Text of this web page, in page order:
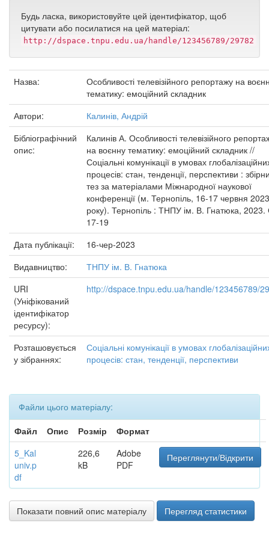
Будь ласка, використовуйте цей ідентифікатор, щоб
цитувати або посилатися на цей матеріал:
http://dspace.tnpu.edu.ua/handle/123456789/29782
Назва:
Особливості телевізійного репортажу на
тематику: емоційний складник
Автори:
Калинів, Андрій
Бібліографічний
опис:
Калинів А. Особливості телевізійного
на воєнну тематику: емоційний складник //
Соціальні комунікації в умовах
процесів: стан, тенденції, перспективи :
тез за матеріалами Міжнародної наукової
конференції (м. Тернопіль, 16-17 червня 2023
року). Тернопіль : ТНПУ ім. В. Гнатюка, 2023.
17-19
Дата публікації:
16-чер-2023
Видавництво:
ТНПУ ім. В. Гнатюка
URI
(Уніфікований
ідентифікатор
ресурсу):
http://dspace.tnpu.edu.ua/handle/123456789/
Розташовується
у зібраннях:
Соціальні комунікації в умовах
процесів: стан, тенденції, перспективи
Файли цього матеріалу:
Файл
Опис Розмір
Формат
5_Kal
univ.p
df
226,6
kB
Adobe
PDF
Переглянути/Відкрити
Показати повний опис матеріалу Перегляд статистики